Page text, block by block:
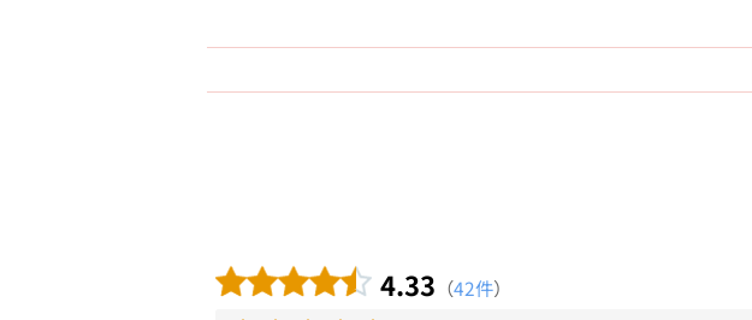
4.33 （42件）